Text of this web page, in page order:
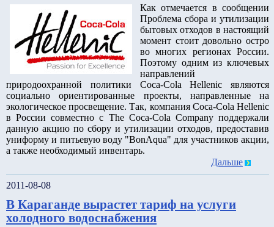
Как отмечается в сообщении
Проблема сбора и утилизации
бытовых отходов в настоящий
момент стоит довольно остро
во многих регионах России.
Поэтому одним из ключевых
направлений
природоохранной политики Coca-Cola Hellenic являются
социально ориентированные проекты, направленные на
экологическое просвещение. Так, компания Coca-Cola Hellenic
в России совместно с The Coca-Cola Company поддержали
данную акцию по сбору и утилизации отходов, предоставив
униформу и питьевую воду "BonAqua" для участников акции,
а также необходимый инвентарь.
Дальше
2011-08-08
В Караганде вырастет тариф на услуги
холодного водоснабжения